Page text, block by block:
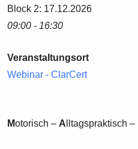
Block 2: 17.12.2026
09:00 - 16:30
Veranstaltungsort
Webinar - ClarCert
Motorisch – A lltagspraktisch –